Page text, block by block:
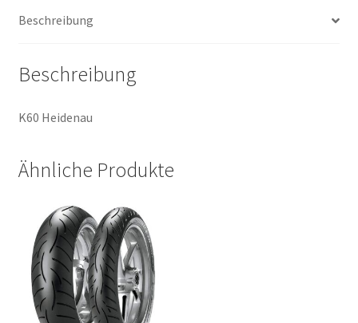
Beschreibung
Beschreibung
K60 Heidenau
Ähnliche Produkte